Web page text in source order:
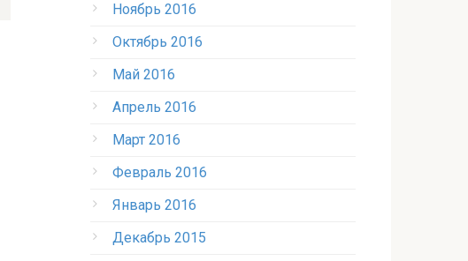
Ноябрь 2016
Октябрь 2016
Май 2016
Апрель 2016
Март 2016
Февраль 2016
Январь 2016
Декабрь 2015